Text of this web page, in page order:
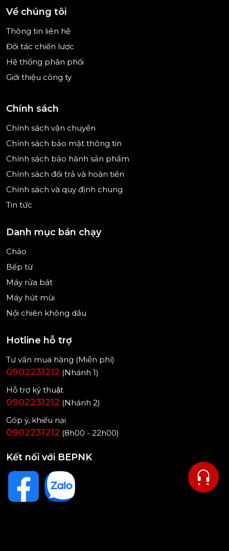
Độ dày inox:
Kích thước cắt đá:
Phương thức lắp đặt:
Phụ kiện: Bộ siphon thoát nước tiêu chuẩn
Lựa chọn phù hợp cho căn bếp hiện đại
Nhờ thiết kế chậu đôi tiện dụng, chất liệu inox bền
bỉ và khả năng lắp đặt linh hoạt,
Hafele HS-SD7744
là giải pháp phù hợp cho
chén bát hiệu quả mà còn góp phần mang lại sự
gọn gàng và hiện đại cho không gian bếp.
Về chúng tôi
Thông tin liên hệ
Đối tác chiến lược
Hệ thống phân phối
Giới thiệu công ty
Chính sách
Chính sách vận chuyển
Chính sách bảo mật thông tin
Chính sách bảo hành sản phẩm
Chính sách đổi trả và hoàn tiền
Chính sách và quy định chung
Tin tức
Danh mục bán chạy
Chảo
Bếp từ
Máy rửa bát
Máy hút mùi
Nồi chiên không dầu
Hotline hỗ trợ
Tư vấn mua hàng (Miễn phí)
0902231212 (Nhánh 1)
Hỗ trợ kỹ thuật
0902231212 (Nhánh 2)
Góp ý, khiếu nại
0902231212 (8h00 - 22h00)
Kết nối với BEPNK